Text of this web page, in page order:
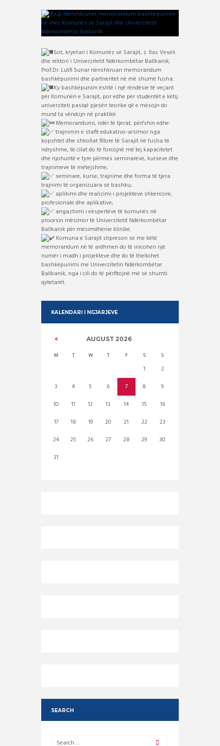
Sot, kryetari i Komunës së Sarajit, z. Ilas Veseli
dhe rektori i Univerzitetit Ndërkombëtar Ballkanik,
Prof.Dr. Lutfi Sunar nënshkruan memorandum
bashkëpunimi dhe partneritet në më shumë fusha.
Ky bashkëpunim është i një rëndësie të veçant
për Komunën e Sarajit, por edhe për studentët e këtij
univerziteti pasiqë pjesën teorike që e mësojn do
mund ta vëndojn në praktikë.
Memorandumi, ndër të tjerat, përfshin edhe:
trajnimin e stafit edukativo-arsimor nga
kopshtet dhe shkollat ​​fillore të Sarajit në fusha të
ndryshme, të cilat do të forcojnë më tej kapacitetet
dhe njohuritë e tyre përmes seminareve, kurseve dhe
trajnimeve të mëtejshme;
seminare, kurse, trajnime dhe forma të tjera
trajnimi të organizuara së bashku;
aplikimi dhe realizimi i projekteve shkencore,
profesionale dhe aplikative;
angazhimi i ekspertëve të komunës në
procesin mësimor të Univerzitetit Ndërkombëtar
Ballkanik për mësimdhënie klinike.
Komuna e Sarajit shpreson se me këtë
memorandum në të ardhmen do të inicohen një
numër i madh i projekteve dhe do të thellohet
bashkëpunimi me Univerzitetin Ndërkombëtar
Ballkanik, nga i cili do të përfitojnë më së shumti
qytetarët.
KALENDARI I NGJARJEVE
AUGUST 2026
M T W T F S S
1
2
3
4 5 6 7 8
9
10
11 12 13 14 15
16
17
18 19 20 21 22
23
24
25 26 27 28 29
30
31
SEARCH